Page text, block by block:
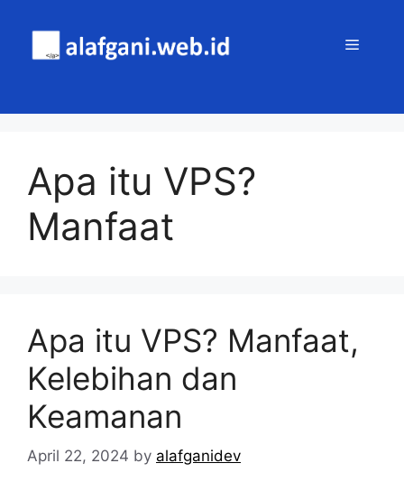
content
MENU
Apa itu VPS?
Manfaat
Apa itu VPS? Manfaat,
Kelebihan dan
Keamanan
April 22, 2024 by alafganidev